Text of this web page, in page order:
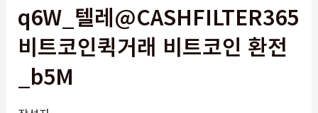
q6W_텔레@CASHFILTER365
비트코인퀵거래 비트코인 환전
_b5M